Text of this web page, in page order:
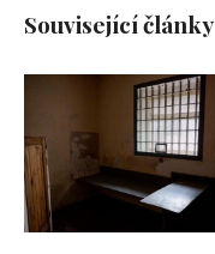
Související články